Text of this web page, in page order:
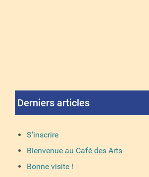
Derniers articles
S'inscrire
Bienvenue au Café des Arts
Bonne visite !